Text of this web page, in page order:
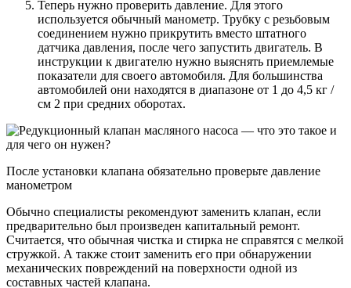
Теперь нужно проверить давление. Для этого
используется обычный манометр. Трубку с резьбовым
соединением нужно прикрутить вместо штатного
датчика давления, после чего запустить двигатель. В
инструкции к двигателю нужно выяснять приемлемые
показатели для своего автомобиля. Для большинства
автомобилей они находятся в диапазоне от 1 до 4,5 кг /
см 2 при средних оборотах.
После установки клапана обязательно проверьте давление
манометром
Обычно специалисты рекомендуют заменить клапан, если
предварительно был произведен капитальный ремонт.
Считается, что обычная чистка и стирка не справятся с мелкой
стружкой. А также стоит заменить его при обнаружении
механических повреждений на поверхности одной из
составных частей клапана.